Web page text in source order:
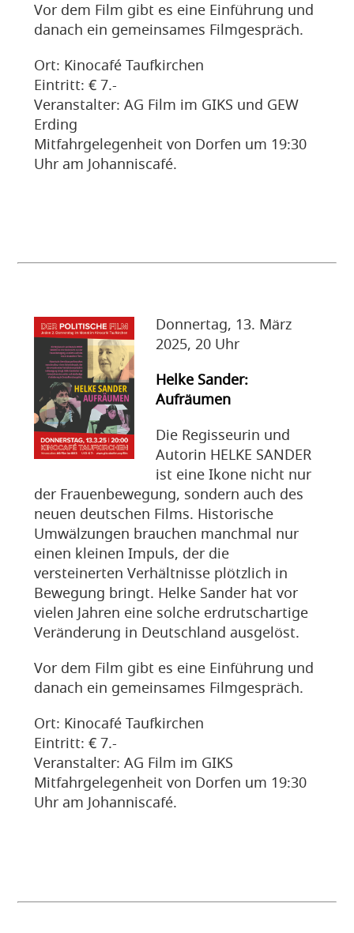
Vor dem Film gibt es eine Einführung und
danach ein gemeinsames Filmgespräch.
Ort: Kinocafé Taufkirchen
Eintritt: € 7.-
Veranstalter: AG Film im GIKS und GEW
Erding
Mitfahrgelegenheit von Dorfen um 19:30
Uhr am Johanniscafé.
Donnertag, 13. März
2025, 20 Uhr
Helke Sander:
Aufräumen
Die Regisseurin und
Autorin HELKE SANDER
ist eine Ikone nicht nur
der Frauenbewegung, sondern auch des
neuen deutschen Films. Historische
Umwälzungen brauchen manchmal nur
einen kleinen Impuls, der die
versteinerten Verhältnisse plötzlich in
Bewegung bringt. Helke Sander hat vor
vielen Jahren eine solche erdrutschartige
Veränderung in Deutschland ausgelöst.
Vor dem Film gibt es eine Einführung und
danach ein gemeinsames Filmgespräch.
Ort: Kinocafé Taufkirchen
Eintritt: € 7.-
Veranstalter: AG Film im GIKS
Mitfahrgelegenheit von Dorfen um 19:30
Uhr am Johanniscafé.